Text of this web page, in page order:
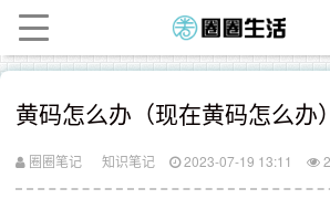
黄码怎么办（现在黄码怎么办）
圈圈笔记 知识笔记 2023-07-19 13:11